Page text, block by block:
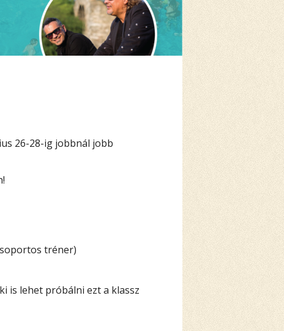
26-28-ig jobbnál jobb
tréner)
is lehet próbálni ezt a klassz